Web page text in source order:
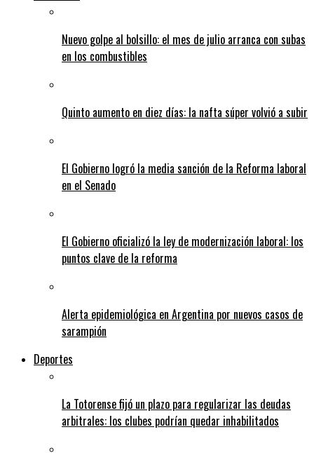
Nuevo golpe al bolsillo: el mes de julio arranca con subas
en los combustibles
Quinto aumento en diez días: la nafta súper volvió a subir
El Gobierno logró la media sanción de la Reforma laboral
en el Senado
El Gobierno oficializó la ley de modernización laboral: los
puntos clave de la reforma
Alerta epidemiológica en Argentina por nuevos casos de
sarampión
Deportes
La Totorense fijó un plazo para regularizar las deudas
arbitrales: los clubes podrían quedar inhabilitados